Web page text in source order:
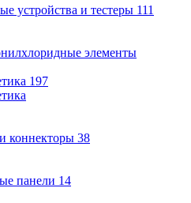
устройства и тестеры 111
элементы
197
коннекторы 38
панели 14